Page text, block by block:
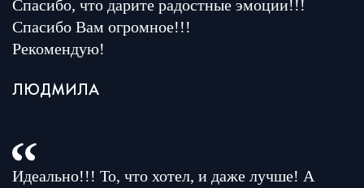
Спасибо, что дарите радостные эмоции!!!
Спасибо Вам огромное!!!
Рекомендую!
ЛЮДМИЛА
Идеально!!! То, что хотел, и даже лучше! А